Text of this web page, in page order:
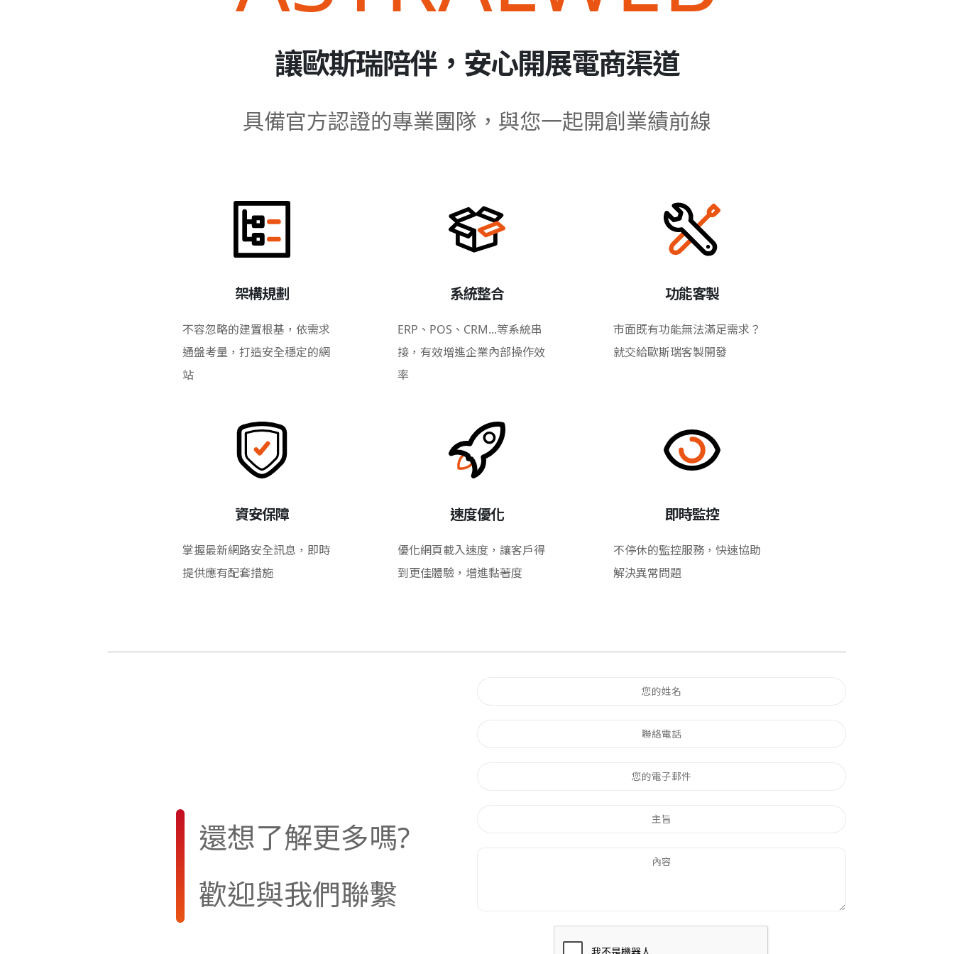
讓歐斯瑞陪伴，安心開展電商渠道
具備官方認證的專業團隊，與您一起開創業績前線
架構規劃
不容忽略的建置根基，依需求
通盤考量，打造安全穩定的網
站
系統整合
ERP、POS、CRM...等系統串
接，有效增進企業內部操作效
率
功能客製
市面既有功能無法滿足需求？
就交給歐斯瑞客製開發
資安保障
掌握最新網路安全訊息，即時
提供應有配套措施
速度優化
優化網頁載入速度，讓客戶得
到更佳體驗，增進黏著度
即時監控
不停休的監控服務，快速協助
解決異常問題
還想了解更多嗎?
歡迎與我們聯繫